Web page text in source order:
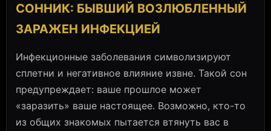
СОННИК: БЫВШИЙ ВОЗЛЮБЛЕННЫЙ
ЗАРАЖЕН ИНФЕКЦИЕЙ
Инфекционные заболевания символизируют
сплетни и негативное влияние извне. Такой сон
предупреждает: ваше прошлое может
«заразить» ваше настоящее. Возможно, кто-то
из общих знакомых пытается втянуть вас в